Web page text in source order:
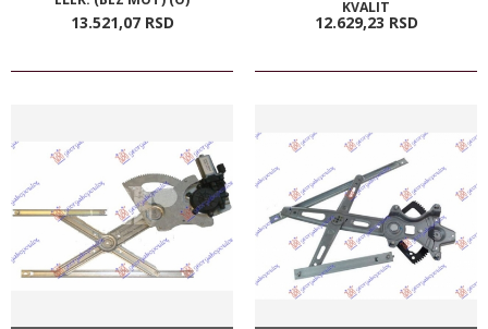
13.521,07 RSD
KVALIT
12.629,23 RSD